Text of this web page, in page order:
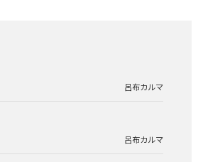
呂布カルマ
呂布カルマ